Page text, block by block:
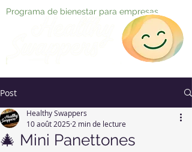
Programa de bienestar para empresas
Post
🎄 Mini Panettones
Healthy Swappers
10 août 2025 2 min de lecture